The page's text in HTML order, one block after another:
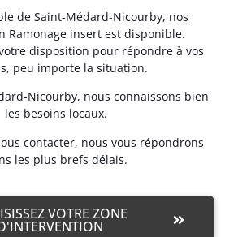
de Saint-Médard-Nicourby, nos
Ramonage insert est disponible.
disposition pour répondre à vos
peu importe la situation.
Nicourby, nous connaissons bien
les besoins locaux.
contacter, nous vous répondrons
les plus brefs délais.
VOTRE ZONE